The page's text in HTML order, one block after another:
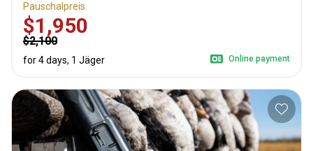
Pauschalpreis
$1,950
$2,100
for 4 days, 1 Jäger Online payment